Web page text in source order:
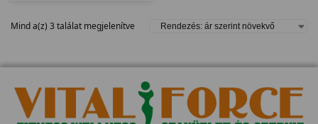
Mind a(z) 3 találat megjelenítve